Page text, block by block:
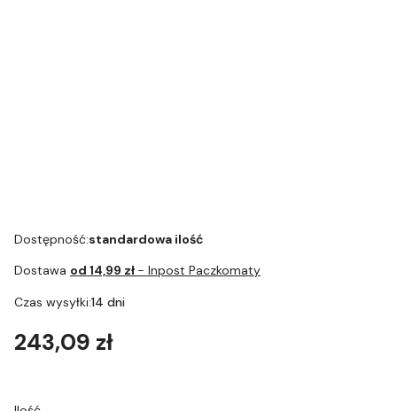
Dostępność:standardowa ilość
Dostawa od 14,99 zł - Inpost Paczkomaty
Czas wysyłki:14 dni
Cena
243,09 zł